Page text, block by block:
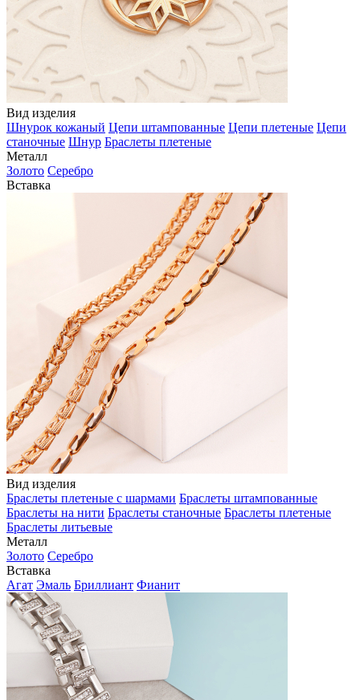
Вид изделия
Шнурок кожаный Цепи штампованные Цепи плетеные Цепи
станочные Шнур Браслеты плетеные
Металл
Золото Серебро
Вставка
Вид изделия
Браслеты плетеные с шармами Браслеты штампованные
Браслеты на нити Браслеты станочные Браслеты плетеные
Браслеты литьевые
Металл
Золото Серебро
Вставка
Агат Эмаль Бриллиант Фианит